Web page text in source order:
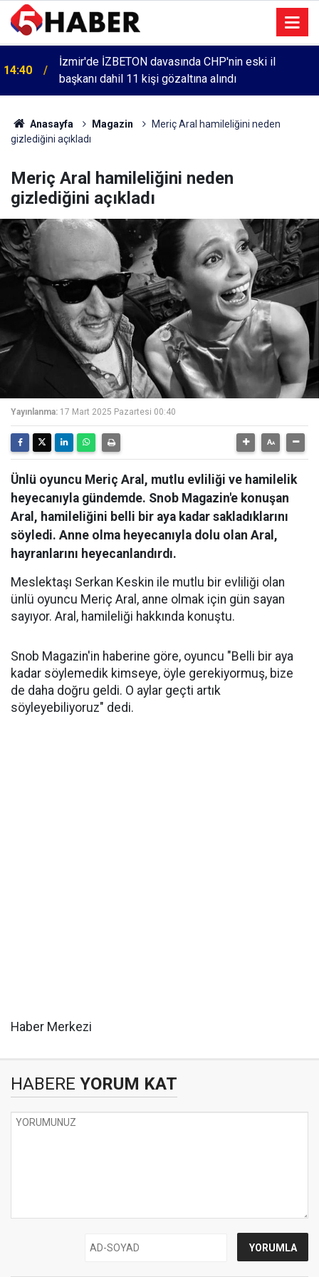
14:40
İzmir'de İZBETON davasında CHP'nin eski il
başkanı dahil 11 kişi gözaltına alındı
Anasayfa Magazin
Meriç Aral hamileliğini neden
gizlediğini açıkladı
Meriç Aral hamileliğini neden
gizlediğini açıkladı
Yayınlanma: 17 Mart 2025 Pazartesi 00:40
Ünlü oyuncu Meriç Aral, mutlu evliliği ve hamilelik
heyecanıyla gündemde. Snob Magazin'e konuşan
Aral, hamileliğini belli bir aya kadar sakladıklarını
söyledi. Anne olma heyecanıyla dolu olan Aral,
hayranlarını heyecanlandırdı.
Meslektaşı Serkan Keskin ile mutlu bir evliliği olan
ünlü oyuncu Meriç Aral, anne olmak için gün sayan
sayıyor. Aral, hamileliği hakkında konuştu.
Snob Magazin'in haberine göre, oyuncu "Belli bir aya
kadar söylemedik kimseye, öyle gerekiyormuş, bize
de daha doğru geldi. O aylar geçti artık
söyleyebiliyoruz" dedi.
Haber Merkezi
HABERE YORUM KAT